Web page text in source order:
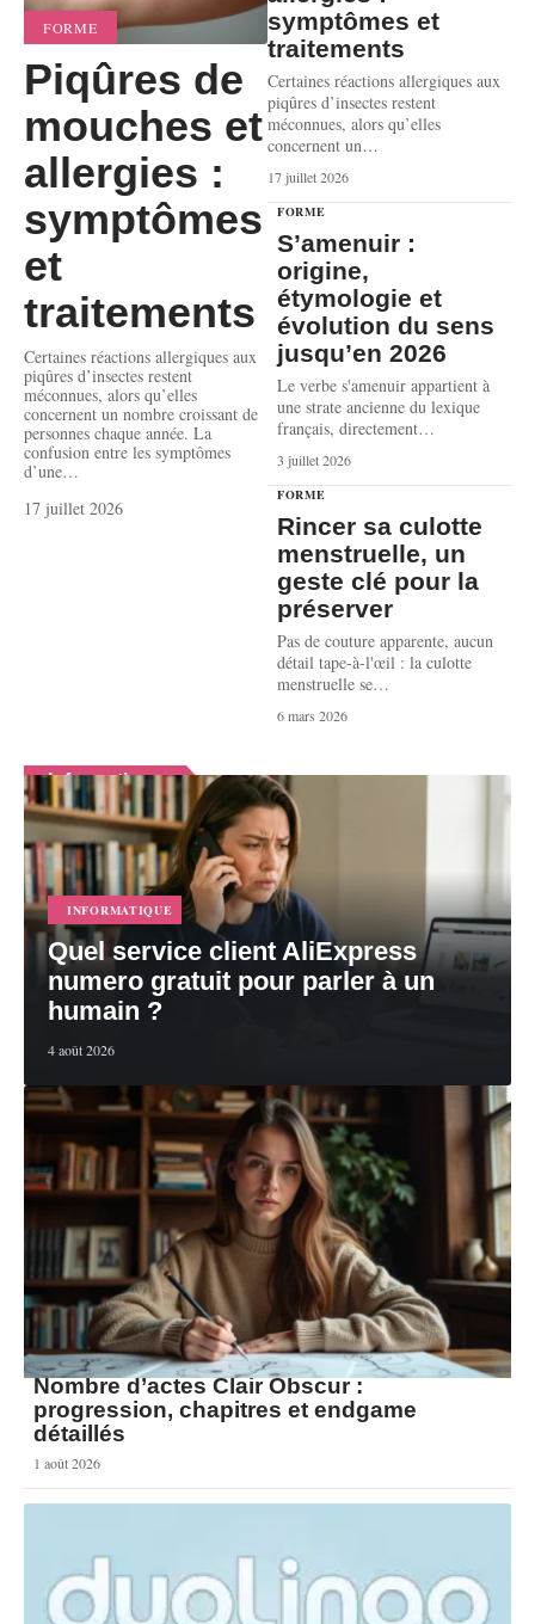
FORME
Piqûres de
mouches et
allergies :
symptômes
et
traitements
Certaines réactions allergiques aux
piqûres d’insectes restent
méconnues, alors qu’elles
concernent un nombre croissant de
personnes chaque année. La
confusion entre les symptômes
d’une…
17 juillet 2026
symptômes et
traitements
Certaines réactions allergiques aux
piqûres d’insectes restent
méconnues, alors qu’elles
concernent un…
17 juillet 2026
FORME
S’amenuir :
origine,
étymologie et
évolution du sens
jusqu’en 2026
Le verbe s'amenuir appartient à
une strate ancienne du lexique
français, directement…
3 juillet 2026
FORME
Rincer sa culotte
menstruelle, un
geste clé pour la
préserver
Pas de couture apparente, aucun
détail tape-à-l'œil : la culotte
menstruelle se…
6 mars 2026
Informatique
INFORMATIQUE
Quel service client AliExpress
numero gratuit pour parler à un
humain ?
4 août 2026
Nombre d’actes Clair Obscur :
progression, chapitres et endgame
détaillés
1 août 2026